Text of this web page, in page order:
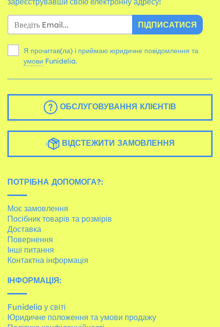
ПІДПИСАТИСЯ
Я прочитав(ла) і приймаю юридичне повідомлення та
умови Funidelia.
ОБСЛУГОВУВАННЯ КЛІЄНТІВ
ВІДСТЕЖИТИ ЗАМОВЛЕННЯ
ПОТРІБНА ДОПОМОГА?:
Моє замовлення
Посібник товарів та розмірів
Доставка
Повернення
Інші питання
Контактна інформація
ІНФОРМАЦІЯ:
Funidelia у світі
Юридичне положення та умови продажу